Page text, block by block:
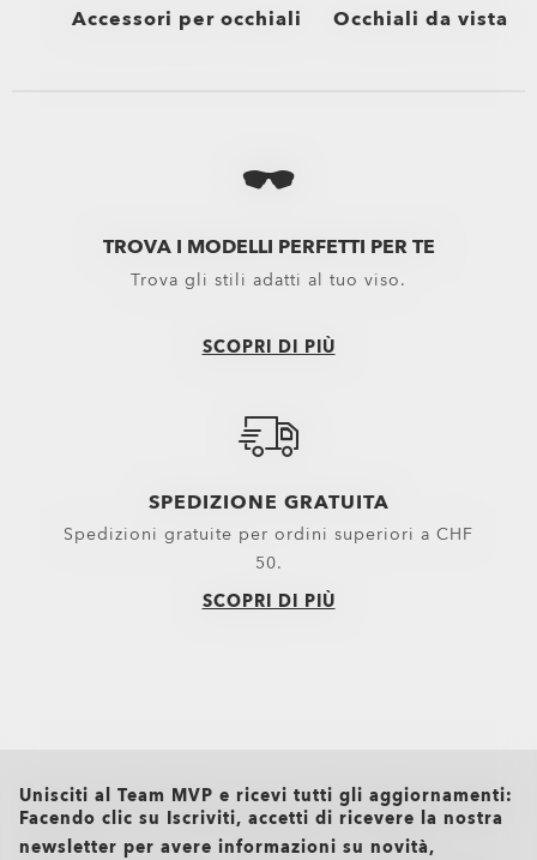
Accessori per occhiali Occhiali da vista
Kit Pulizia Occhiali Oakley
Lenti di ricambio
Lenti per maschere
Sport Performance
Oakley Non-
TROVA I MODELLI PERFETTI PER TE
Trova gli stili adatti al tuo viso.
SCOPRI DI PIÙ
SPEDIZIONE GRATUITA
Spedizioni gratuite per ordini superiori a CHF
50.
SCOPRI DI PIÙ
Unisciti al Team MVP e ricevi tutti gli aggiornamenti:
Facendo clic su Iscriviti, accetti di ricevere la nostra
newsletter per avere informazioni su novità,